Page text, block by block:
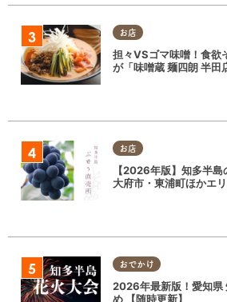
お店
担々VSゴマ味噌！食欲
が「味噌蔵 麺四朗 半田
お店
【2026年版】知多半島
大府市・東浦町ほかエ
おでかけ
2026年最新版！愛知県
め 【随時更新】